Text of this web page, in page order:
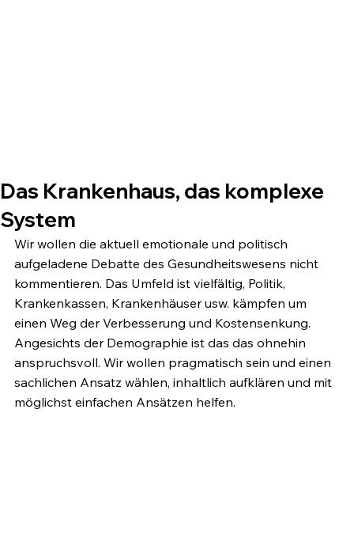
Das Krankenhaus, das komplexe
System
Wir wollen die aktuell emotionale und politisch
aufgeladene Debatte des Gesundheitswesens nicht
kommentieren. Das Umfeld ist vielfältig, Politik,
Krankenkassen, Krankenhäuser usw. kämpfen um
einen Weg der Verbesserung und Kostensenkung.
Angesichts der Demographie ist das das ohnehin
anspruchsvoll. Wir wollen pragmatisch sein und einen
sachlichen Ansatz wählen, inhaltlich aufklären und mit
möglichst einfachen Ansätzen helfen.